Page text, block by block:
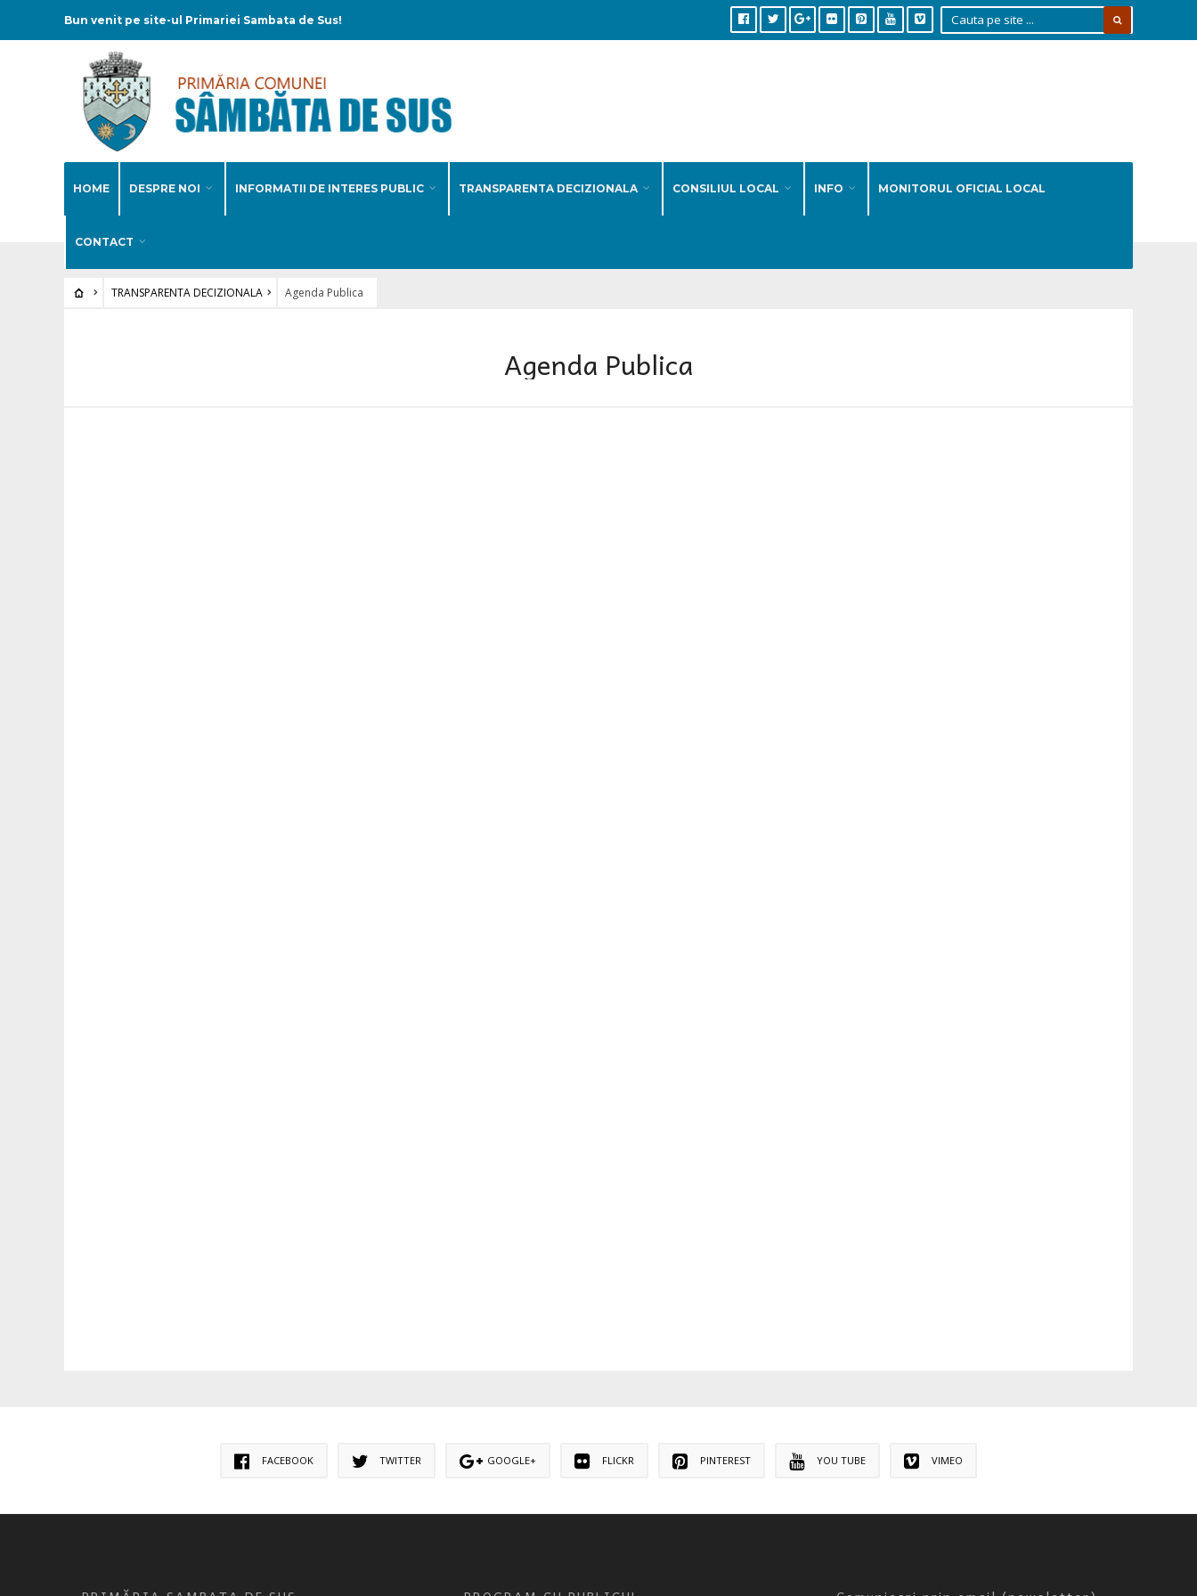
Bun venit pe site-ul Primariei Sambata de Sus!
HOME DESPRE NOI INFORMATII DE INTERES PUBLIC TRANSPARENTA DECIZIONALA CONSILIUL LOCAL INFO MONITORUL OFICIAL LOCAL
CONTACT
TRANSPARENTA DECIZIONALA Agenda Publica
Agenda Publica
FACEBOOK TWITTER GOOGLE+ FLICKR PINTEREST YOU TUBE VIMEO